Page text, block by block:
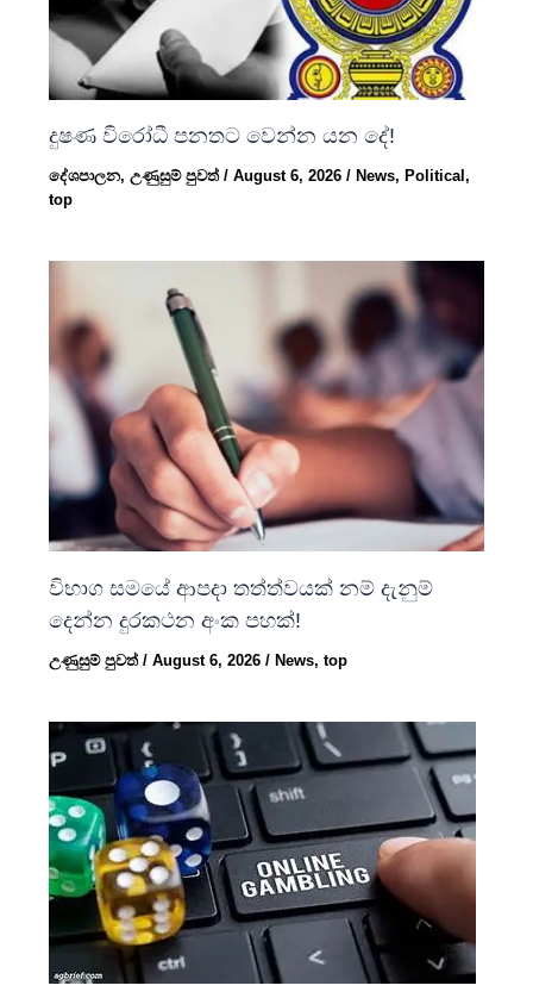
දුෂණ විරෝධී පනතට වෙන්න යන දේ!
දේශපාලන,උණුසුම් පුවත්/August 6, 2026/ News, Political,
top
විභාග සමයේ ආපදා තත්ත්වයක් නම් දැනුම්
දෙන්න දුරකථන අංක පහක්!
උණුසුම් පුවත්/August 6, 2026/News,top